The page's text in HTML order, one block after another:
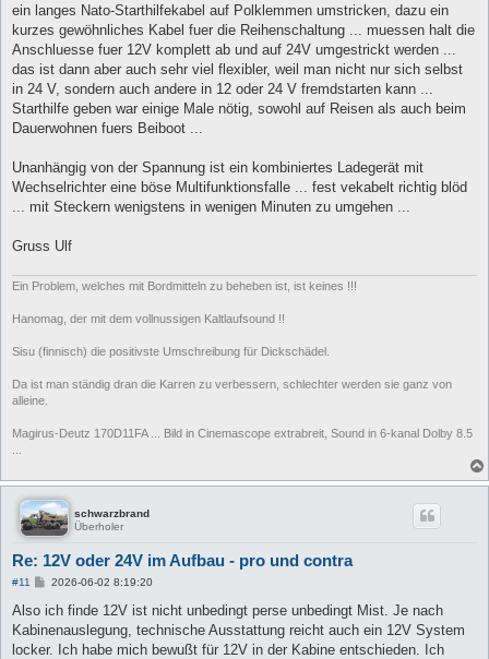
ein langes Nato-Starthilfekabel auf Polklemmen umstricken, dazu ein
kurzes gewöhnliches Kabel fuer die Reihenschaltung ... muessen halt die
Anschluesse fuer 12V komplett ab und auf 24V umgestrickt werden ...
das ist dann aber auch sehr viel flexibler, weil man nicht nur sich selbst
in 24 V, sondern auch andere in 12 oder 24 V fremdstarten kann ...
Starthilfe geben war einige Male nötig, sowohl auf Reisen als auch beim
Dauerwohnen fuers Beiboot ...
Unanhängig von der Spannung ist ein kombiniertes Ladegerät mit
Wechselrichter eine böse Multifunktionsfalle ... fest vekabelt richtig blöd
... mit Steckern wenigstens in wenigen Minuten zu umgehen ...
Gruss Ulf
Ein Problem, welches mit Bordmitteln zu beheben ist, ist keines !!!
Hanomag, der mit dem vollnussigen Kaltlaufsound !!
Sisu (finnisch) die positivste Umschreibung für Dickschädel.
Da ist man ständig dran die Karren zu verbessern, schlechter werden sie ganz von
alleine.
Magirus-Deutz 170D11FA ... Bild in Cinemascope extrabreit, Sound in 6-kanal Dolby 8.5
schwarzbrand
Überholer
Re: 12V oder 24V im Aufbau - pro und contra
#11
B
i
r
a
2026-06-02 8:19:20
Also ich finde 12V ist nicht unbedingt perse unbedingt Mist. Je nach
Kabinenauslegung, technische Ausstattung reicht auch ein 12V System
locker. Ich habe mich bewußt für 12V in der Kabine entschieden. Ich